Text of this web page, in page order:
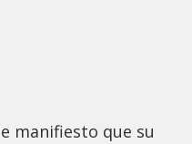
manifiesto que su